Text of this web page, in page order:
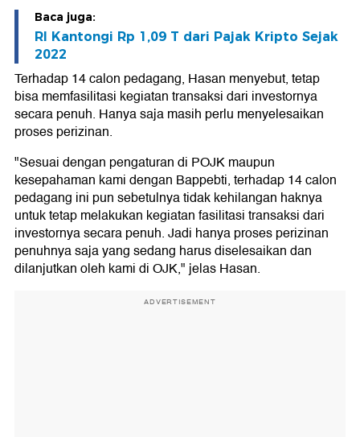
Baca juga:
RI Kantongi Rp 1,09 T dari Pajak Kripto Sejak
2022
Terhadap 14 calon pedagang, Hasan menyebut, tetap
bisa memfasilitasi kegiatan transaksi dari investornya
secara penuh. Hanya saja masih perlu menyelesaikan
proses perizinan.
"Sesuai dengan pengaturan di POJK maupun
kesepahaman kami dengan Bappebti, terhadap 14 calon
pedagang ini pun sebetulnya tidak kehilangan haknya
untuk tetap melakukan kegiatan fasilitasi transaksi dari
investornya secara penuh. Jadi hanya proses perizinan
penuhnya saja yang sedang harus diselesaikan dan
dilanjutkan oleh kami di OJK," jelas Hasan.
ADVERTISEMENT